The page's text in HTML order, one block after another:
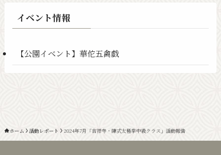
イベント情報
【公園イベント】華佗五禽戯
ホーム 活動レポート 2024年7月「吉祥寺・陳式太極拳中級クラス」活動報告